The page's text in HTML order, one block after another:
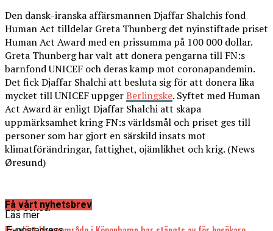
Den dansk-iranska affärsmannen Djaffar Shalchis fond
Human Act tilldelar Greta Thunberg det nyinstiftade priset
Human Act Award med en prissumma på 100 000 dollar.
Greta Thunberg har valt att donera pengarna till FN:s
barnfond UNICEF och deras kamp mot coronapandemin.
Det fick Djaffar Shalchi att besluta sig för att donera lika
mycket till UNICEF uppgerBerlingske. Syftet med Human
Act Award är enligt Djaffar Shalchi att skapa
uppmärksamhet kring FN:s världsmål och priset ges till
personer som har gjort en särskild insats mot
klimatförändringar, fattighet, ojämlikhet och krig. (News
Øresund)
Läs också:
Läs mer
Få vårt nyhetsbrev